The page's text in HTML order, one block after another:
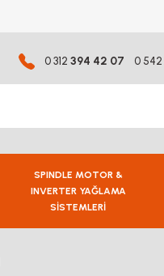
0 312 394 42 07 0 542
SPINDLE MOTOR &
INVERTER YAĞLAMA
SİSTEMLERİ